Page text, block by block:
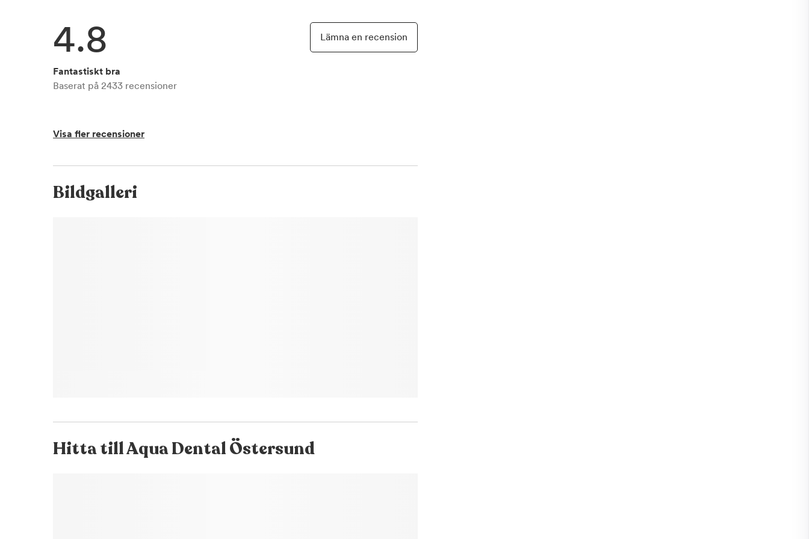
4.8
Fantastiskt bra
Baserat på 2433 recensioner
Lämna en recension
Visa fler recensioner
Bildgalleri
Hitta tillAqua Dental Östersund